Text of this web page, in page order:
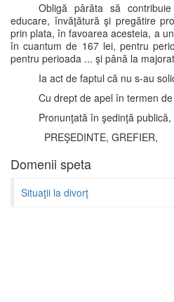
Obligă pârâta să
educare, învăţătură şi pregătire
prin plata, în favoarea acesteia, a
în cuantum de 167 lei, pentru
pentru perioada ... şi până la
Ia act de faptul că nu s-au
Cu drept de apel în termen
Pronunţată în şedinţă
PREŞEDINTE, GREFIER,
Domenii speta
Situaţii la divorţ